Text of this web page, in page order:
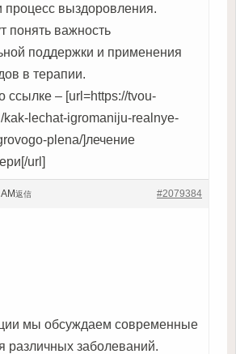
процесс выздоровления.
понять важность
поддержки и применения
в терапии.
ссылке – [url=https://tvou-
kak-lechat-igromaniju-realnye-
plena/]лечение
url]
#2079384
返信
мы обсуждаем современные
различных заболеваний.